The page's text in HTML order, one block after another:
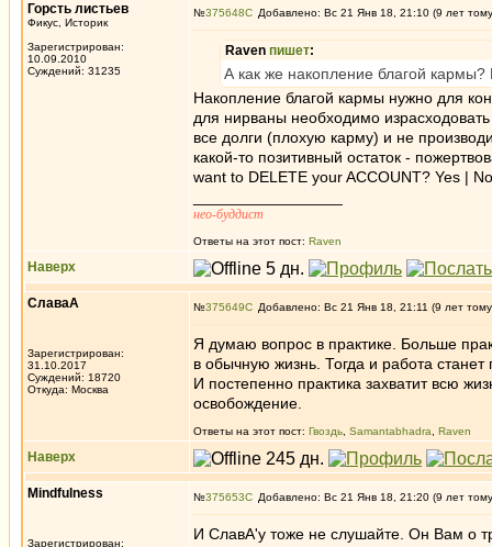
Горсть листьев
Фикус, Историк
Зарегистрирован:
10.09.2010
Суждений: 31235
№375648 Добавлено: Вс 21 Янв 18, 21:10 (9 лет
Raven пишет:
А как же накопление благой
Накопление благой кармы нужно для
для нирваны необходимо
все долги (плохую карму) и не
какой-то позитивный остаток -
want to DELETE your ACCOUNT? Yes |
нео-буддист
Ответы на этот пост: Raven
Наверх
СлаваА
Зарегистрирован:
31.10.2017
Суждений: 18720
Откуда: Москва
№375649 Добавлено: Вс 21 Янв 18, 21:11 (9 лет
Я думаю вопрос в практике. Больше
в обычную жизнь. Тогда и работа
И постепенно практика захватит всю
освобождение.
Ответы на этот пост: Гвоздь Samantabhadra Raven
Наверх
Mindfulness
Зарегистрирован:
№375653 Добавлено: Вс 21 Янв 18, 21:20 (9 лет
И СлавА'у тоже не слушайте. Он Вам о